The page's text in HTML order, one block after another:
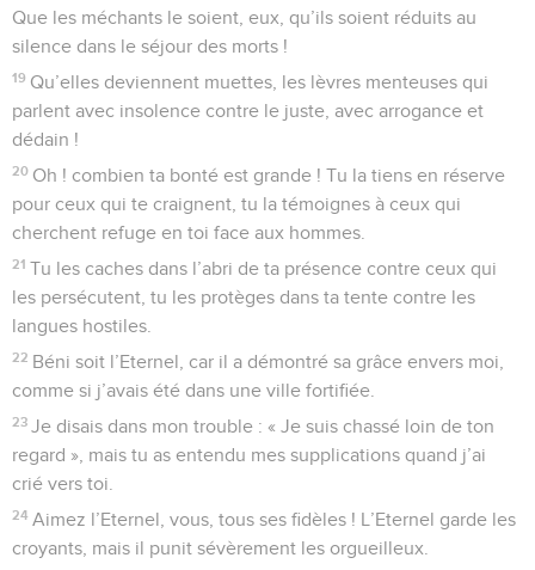
Que les méchants le soient, eux, qu’ils soient réduits au
silence dans le séjour des morts !
19 Qu’elles deviennent muettes, les lèvres menteuses qui
parlent avec insolence contre le juste, avec arrogance et
dédain !
20 Oh ! combien ta bonté est grande ! Tu la tiens en réserve
pour ceux qui te craignent, tu la témoignes à ceux qui
cherchent refuge en toi face aux hommes.
21 Tu les caches dans l’abri de ta présence contre ceux qui
les persécutent, tu les protèges dans ta tente contre les
langues hostiles.
22 Béni soit l’Eternel, car il a démontré sa grâce envers moi,
comme si j’avais été dans une ville fortifiée.
23 Je disais dans mon trouble : « Je suis chassé loin de ton
regard », mais tu as entendu mes supplications quand j’ai
crié vers toi.
24 Aimez l’Eternel, vous, tous ses fidèles ! L’Eternel garde les
croyants, mais il punit sévèrement les orgueilleux.